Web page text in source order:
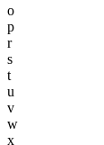
o
p
r
s
t
u
v
w
x